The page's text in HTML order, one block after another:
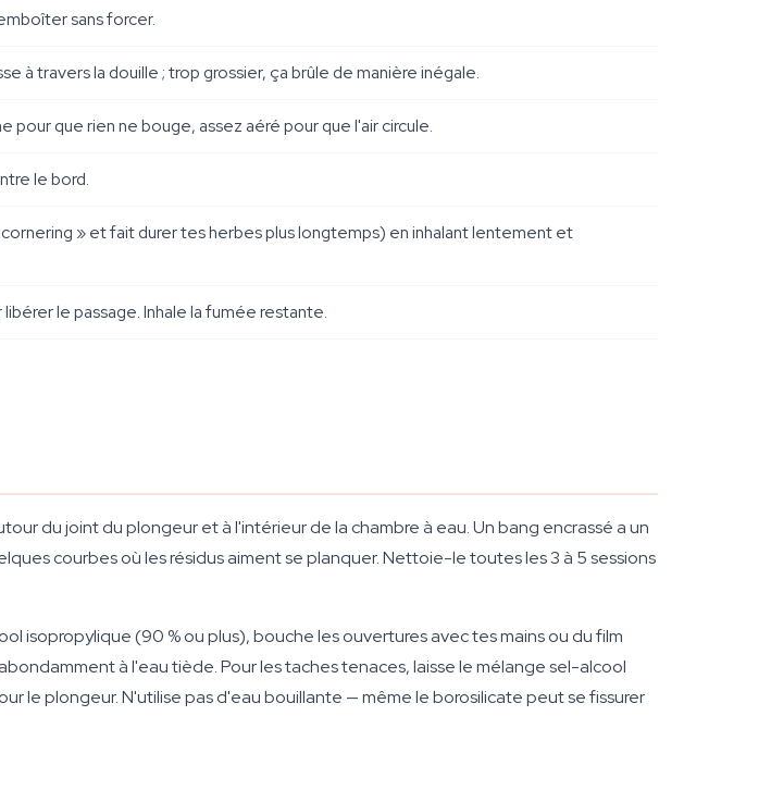
sans forcer.
à travers la douille ; trop grossier, ça brûle de manière inégale.
pour que rien ne bouge, assez aéré pour que l'air circule.
le bord.
» et fait durer tes herbes plus longtemps) en inhalant lentement et
le passage. Inhale la fumée restante.
du joint du plongeur et à l'intérieur de la chambre à eau. Un bang encrassé a un
courbes où les résidus aiment se planquer. Nettoie-le toutes les 3 à 5 sessions
isopropylique (90 % ou plus), bouche les ouvertures avec tes mains ou du film
à l'eau tiède. Pour les taches tenaces, laisse le mélange sel-alcool
le plongeur. N'utilise pas d'eau bouillante — même le borosilicate peut se fissurer